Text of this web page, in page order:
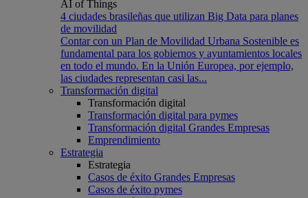
AI of Things
4 ciudades brasileñas que utilizan Big Data para planes
de movilidad
Contar con un Plan de Movilidad Urbana Sostenible es
fundamental para los gobiernos y ayuntamientos locales
en todo el mundo. En la Unión Europea, por ejemplo,
las ciudades representan casi las...
Transformación digital
Transformación digital
Transformación digital para pymes
Transformación digital Grandes Empresas
Emprendimiento
Estrategia
Estrategia
Casos de éxito Grandes Empresas
Casos de éxito pymes